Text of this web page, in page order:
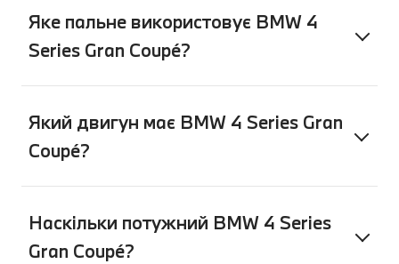
Яке пальне використовує BMW 4
Series Gran Coupé?
Який двигун має BMW 4 Series Gran
Coupé?
Наскільки потужний BMW 4 Series
Gran Coupé?